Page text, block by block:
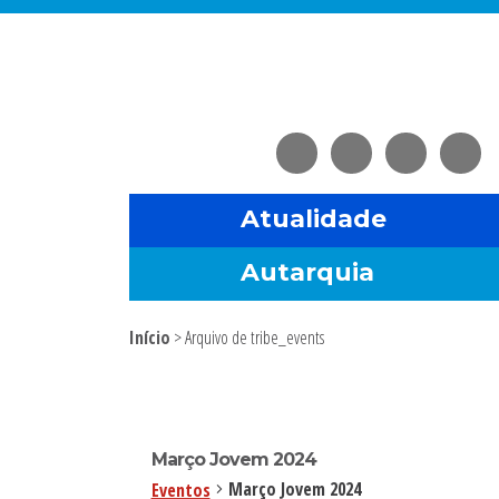
Saltar
Skip
Saltar
Saltar
Atualidade
Autarquia
Início > Arquivo de tribe_events
Março Jovem 2024
Eventos Março Jovem 2024